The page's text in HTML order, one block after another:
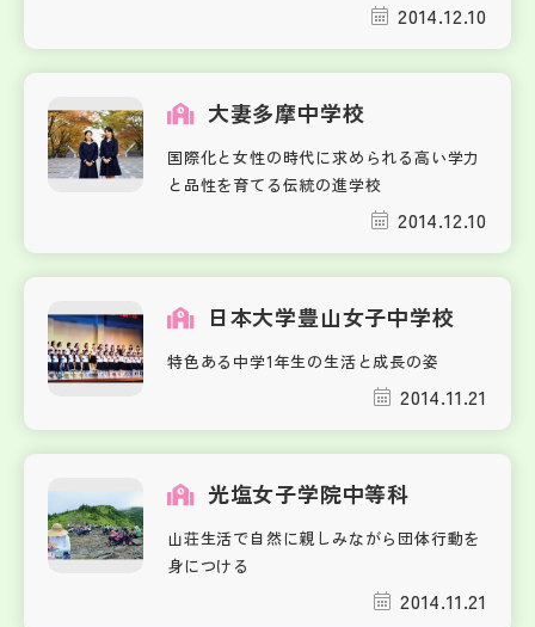
2014.12.10
大妻多摩中学校
国際化と女性の時代に求められる高い学力
と品性を育てる伝統の進学校
2014.12.10
日本大学豊山女子中学校
特色ある中学1年生の生活と成長の姿
2014.11.21
光塩女子学院中等科
山荘生活で自然に親しみながら団体行動を
身につける
2014.11.21